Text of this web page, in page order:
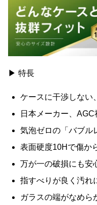
▶ 特長
ケースに干渉しない
日本メーカー、
気泡ゼロの「バブル
表面硬度10Hで傷か
万が一の破損にも安
指すべりが良く汚れ
ガラスの端がなめら